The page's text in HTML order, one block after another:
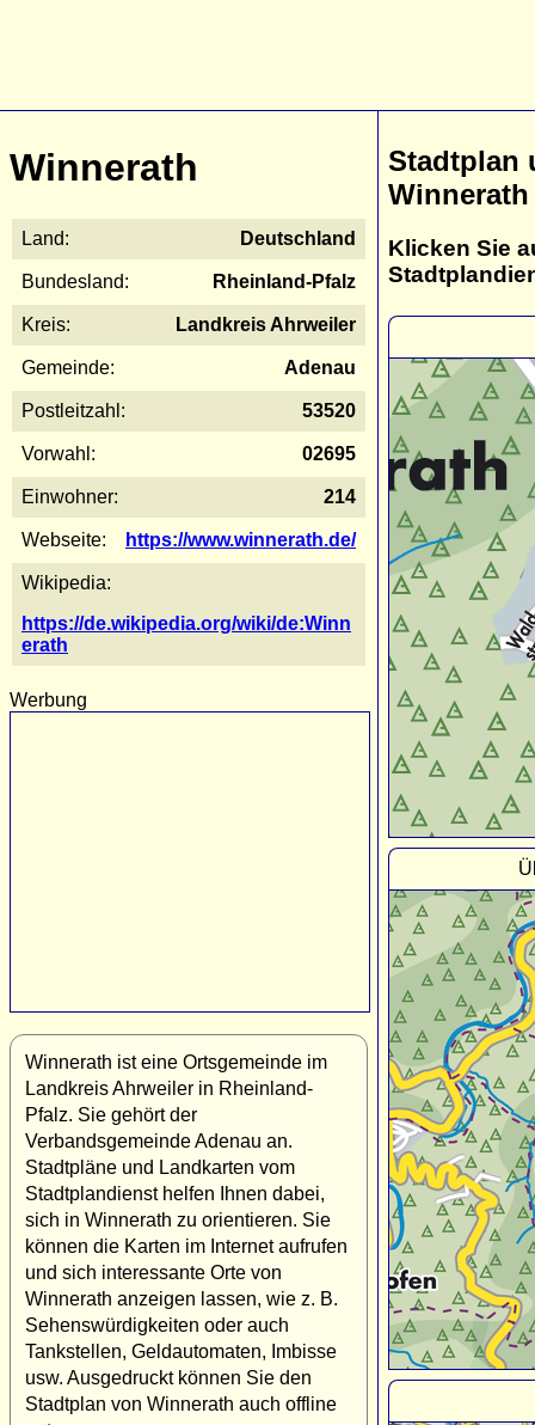
Winnerath
Land: Deutschland
Bundesland: Rheinland-Pfalz
Kreis: Landkreis Ahrweiler
Gemeinde: Adenau
Postleitzahl: 53520
Vorwahl: 02695
Einwohner: 214
Webseite: https://www.winnerath.de/
Wikipedia:
https://de.wikipedia.org/wiki/de:Winn
erath
Werbung
Winnerath ist eine Ortsgemeinde im
Landkreis Ahrweiler in Rheinland-
Pfalz. Sie gehört der
Verbandsgemeinde Adenau an.
Stadtpläne und Landkarten vom
Stadtplandienst helfen Ihnen dabei,
sich in Winnerath zu orientieren. Sie
können die Karten im Internet aufrufen
und sich interessante Orte von
Winnerath anzeigen lassen, wie z. B.
Sehenswürdigkeiten oder auch
Tankstellen, Geldautomaten, Imbisse
usw. Ausgedruckt können Sie den
Stadtplan von Winnerath auch offline
Stadtplan
Winnerath
Klicken Sie